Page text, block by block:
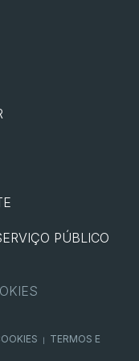
PÚBLICO
TERMOS E